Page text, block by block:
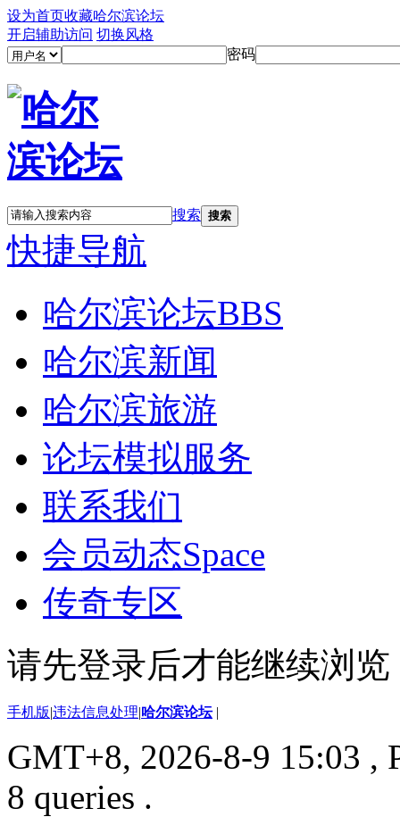
设为首页收藏哈尔滨论坛
开启辅助访问 切换风格
密码
搜索 搜索
快捷导航
哈尔滨论坛BBS
哈尔滨新闻
哈尔滨旅游
论坛模拟服务
联系我们
会员动态Space
传奇专区
请先登录后才能继续浏览
手机版|违法信息处理|哈尔滨论坛 |
GMT+8, 2026-8-9 15:03 ,
8 queries .